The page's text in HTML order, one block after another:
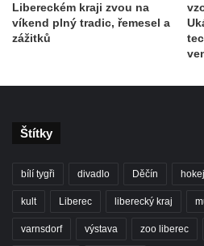
Libereckém kraji zvou na
víkend plný tradic, řemesel a
zážitků
Štítky
bílí tygři divadlo Děčín hokej
kult Liberec liberecký kraj
varnsdorf výstava zoo liberec